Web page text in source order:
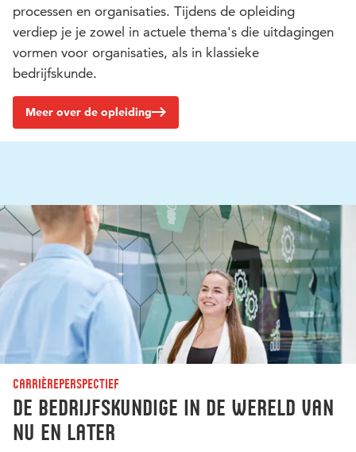
processen en organisaties. Tijdens de opleiding
verdiep je je zowel in actuele thema's die uitdagingen
vormen voor organisaties, als in klassieke
bedrijfskunde.
Meer over de opleiding
Carrièreperspectief
De bedrijfskundige in de wereld van
nu en later